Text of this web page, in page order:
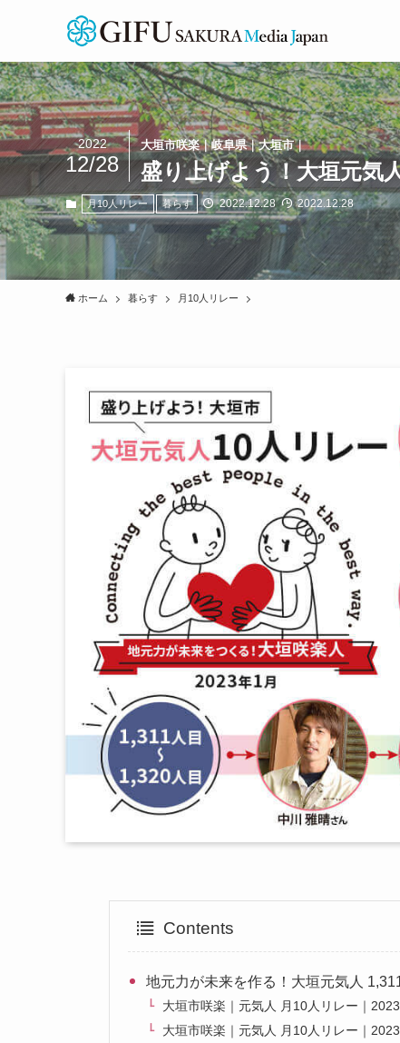
大垣市咲楽｜岐阜県｜大垣市｜
盛り上げよう！大垣元気
2022
12/28
月10人リレー 暮らす 2022.12.28 2022.12.28
ホーム 暮らす 月10人リレー
Contents
地元力が未来を作る！大垣元気人
大垣市咲楽｜元気人 月10人リレー｜
大垣市咲楽｜元気人 月10人リレー｜